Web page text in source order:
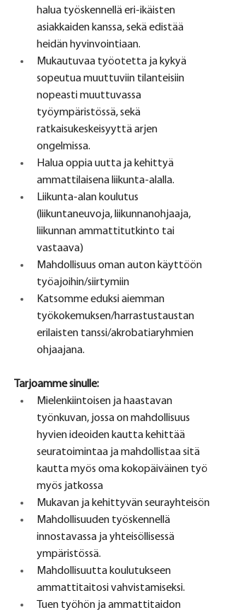
halua työskennellä eri-ikäisten
asiakkaiden kanssa, sekä edistää
heidän hyvinvointiaan.
Mukautuvaa työotetta ja kykyä
sopeutua muuttuviin tilanteisiin
nopeasti muuttuvassa
työympäristössä, sekä
ratkaisukeskeisyyttä arjen
ongelmissa.
Halua oppia uutta ja kehittyä
ammattilaisena liikunta-alalla.
Liikunta-alan koulutus
(liikuntaneuvoja, liikunnanohjaaja,
liikunnan ammattitutkinto tai
vastaava)
Mahdollisuus oman auton käyttöön
työajoihin/siirtymiin
Katsomme eduksi aiemman
työkokemuksen/harrastustaustan
erilaisten tanssi/akrobatiaryhmien
ohjaajana.
Tarjoamme sinulle:
Mielenkiintoisen ja haastavan
työnkuvan, jossa on mahdollisuus
hyvien ideoiden kautta kehittää
seuratoimintaa ja mahdollistaa sitä
kautta myös oma kokopäiväinen työ
myös jatkossa
Mukavan ja kehittyvän seurayhteisön
Mahdollisuuden työskennellä
innostavassa ja yhteisöllisessä
ympäristössä.
Mahdollisuutta koulutukseen
ammattitaitosi vahvistamiseksi.
Tuen työhön ja ammattitaidon